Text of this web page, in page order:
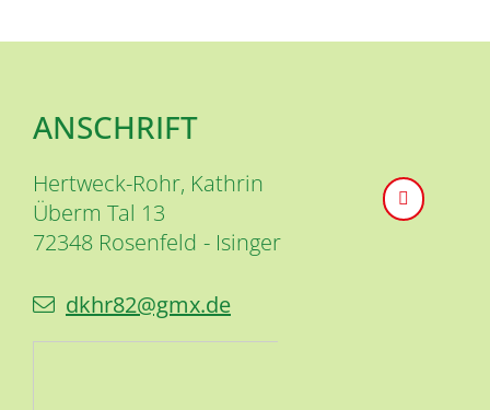
ANSCHRIFT
Hertweck-Rohr, Kathrin
Isinger
Überm Tal 13
72348 Rosenfeld
dkhr82@gmx.de